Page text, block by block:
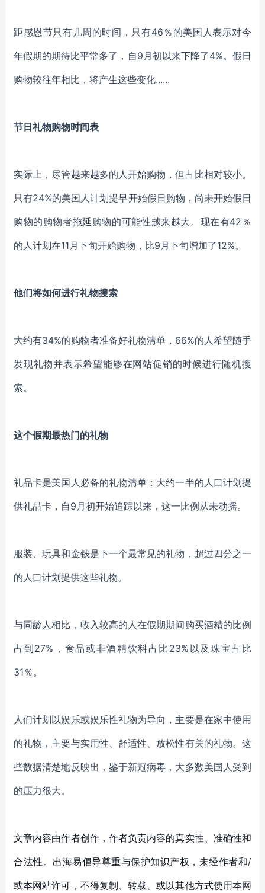
距感恩节只有几周的时间，只有46％的美国人表示对今
年假期的期待比平常多了 ， 自9月初以来下降了4%。 假日
购物较往年相比，将产生这些变化......
节日礼物购物时间表
实际上，尽管越来越多的人开始购物，但占比相对较小。
只有24%的美国人计划提早开始假日购物 ， 尚未开始假日
购物的购物者拖延购物的可能性越来越大。 现在有42％
的人计划在11月下旬开始购物，比9月下旬增加了12%。
他们将如何进行礼物搜索
大约有34%的购物者准备好礼物清单，66%的人希望随手
发现礼物并表示希望能够在网站促销的时候进行随机搜
索。
这个假期最热门的礼物
礼品卡是美国人必备的礼物清单：大约一半的人口计划提
供礼品卡，自9月初开始追踪以来，这一比例从未动摇。
服装、玩具和金钱是下一个最常见的礼物，超过四分之一
的人口计划提供这些礼物。
与同龄人相比，收入较高的人在假期期间购买酒精的比例
占到27% ，食品或非酒精饮料占比 23% 以及珠宝占 比
31％。
人们计划以娱乐或娱乐性礼物为导向， 主要是在家中使用
的礼物，主要与实用性、 舒适性、 放松性有关的礼物。这
些数据清楚地反映出，鉴于新冠病毒 ，大多数美国人受到
的压力很大。
文章内容由作者创作，作者负责内容的真实性、准确性和
合法性。出海易倡导尊重与保护知识产权，未经作者和/
或本网站许可，不得复制、转载、或以其他方式使用本网